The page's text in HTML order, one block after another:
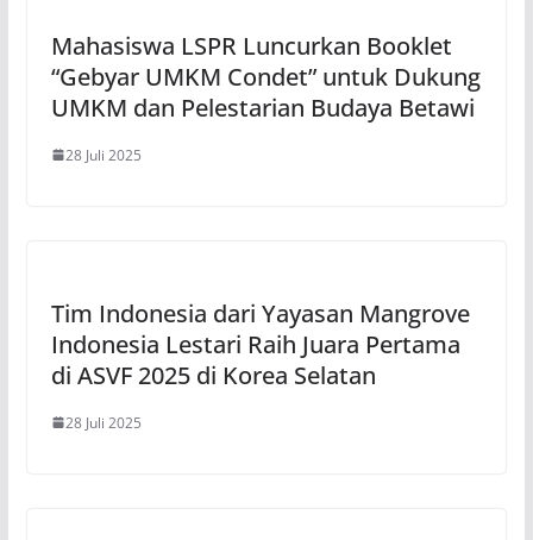
Mahasiswa LSPR Luncurkan Booklet
“Gebyar UMKM Condet” untuk Dukung
UMKM dan Pelestarian Budaya Betawi
28 Juli 2025
Tim Indonesia dari Yayasan Mangrove
Indonesia Lestari Raih Juara Pertama
di ASVF 2025 di Korea Selatan
28 Juli 2025